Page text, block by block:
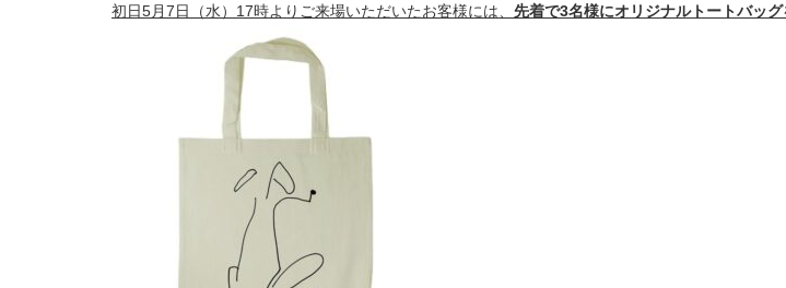
初日5月7日（水）17時よりご来場いただいたお客様には、 先着で3名様にオリジナルトートバッグ